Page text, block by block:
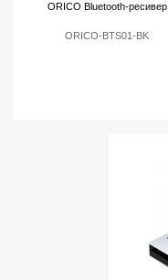
ORICO Bluetooth-ресивер
ORICO-BTS01-BK